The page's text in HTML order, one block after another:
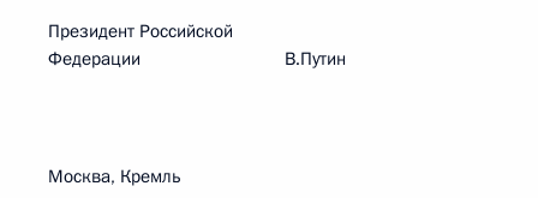
Президент Российской
Федерации В.Путин
Москва, Кремль